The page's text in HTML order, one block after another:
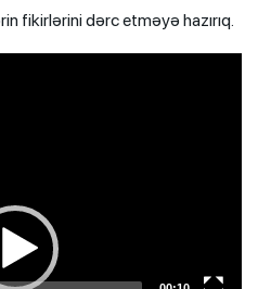
fikirlərini dərc etməyə hazırıq.